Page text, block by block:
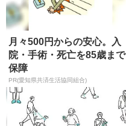
月々500円からの安心。入
院・手術・死亡を85歳まで
保障
PR(愛知県共済生活協同組合)